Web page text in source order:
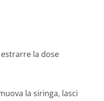
la dose
la siringa, lasci